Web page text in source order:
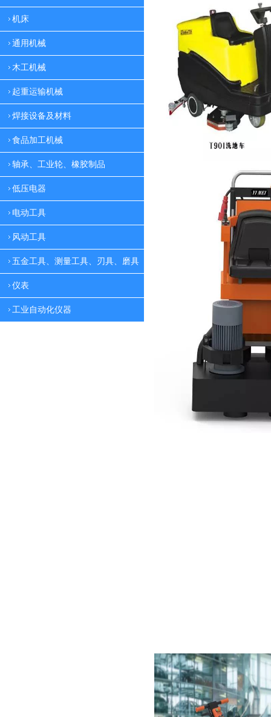
机床
通用机械
木工机械
起重运输机械
焊接设备及材料
食品加工机械
轴承、工业轮、橡胶制品
低压电器
电动工具
风动工具
五金工具、测量工具、刃具、磨具
仪表
工业自动化仪器